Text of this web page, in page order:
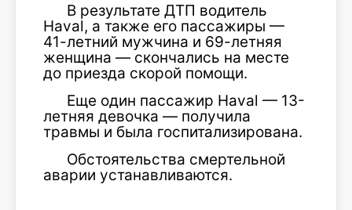
В результате ДТП водитель
Haval, а также его пассажиры —
41-летний мужчина и 69-летняя
женщина — скончались на месте
до приезда скорой помощи.
Еще один пассажир Haval — 13-
летняя девочка — получила
травмы и была госпитализирована.
Обстоятельства смертельной
аварии устанавливаются.